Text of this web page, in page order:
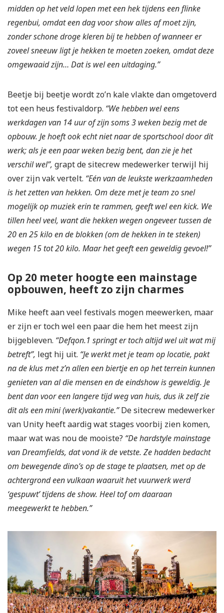
midden op het veld lopen met een hek tijdens een flinke
regenbui, omdat een dag voor show alles af moet zijn,
zonder schone droge kleren bij te hebben of wanneer er
zoveel sneeuw ligt je hekken te moeten zoeken, omdat deze
omgewaaid zijn… Dat is wel een uitdaging.”
Beetje bij beetje wordt zo’n kale vlakte dan omgetoverd
tot een heus festivaldorp. “We hebben wel eens
werkdagen van 14 uur of zijn soms 3 weken bezig met de
opbouw. Je hoeft ook echt niet naar de sportschool door dit
werk; als je een paar weken bezig bent, dan zie je het
verschil wel”, grapt de sitecrew medewerker terwijl hij
over zijn vak vertelt. “Eén van de leukste werkzaamheden
is het zetten van hekken. Om deze met je team zo snel
mogelijk op muziek erin te rammen, geeft wel een kick. We
tillen heel veel, want die hekken wegen ongeveer tussen de
20 en 25 kilo en de blokken (om de hekken in te steken)
wegen 15 tot 20 kilo. Maar het geeft een geweldig gevoel!”
Op 20 meter hoogte een mainstage
opbouwen, heeft zo zijn charmes
Mike heeft aan veel festivals mogen meewerken, maar
er zijn er toch wel een paar die hem het meest zijn
bijgebleven. “Defqon.1 springt er toch altijd wel uit wat mij
betreft”, legt hij uit. “Je werkt met je team op locatie, pakt
na de klus met z’n allen een biertje en op het terrein kunnen
genieten van al die mensen en de eindshow is geweldig. Je
bent dan voor een langere tijd weg van huis, dus ik zelf zie
dit als een mini (werk)vakantie.”De sitecrew medewerker
van Unity heeft aardig wat stages voorbij zien komen,
maar wat was nou de mooiste? “De hardstyle mainstage
van Dreamfields, dat vond ik de vetste. Ze hadden bedacht
om bewegende dino’s op de stage te plaatsen, met op de
achtergrond een vulkaan waaruit het vuurwerk werd
‘gespuwt’ tijdens de show. Heel tof om daaraan
meegewerkt te hebben.”